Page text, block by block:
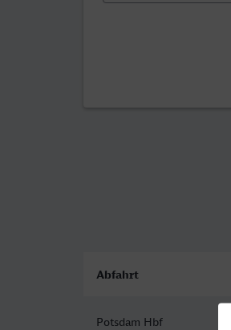
Abfahrt
Potsdam Hbf